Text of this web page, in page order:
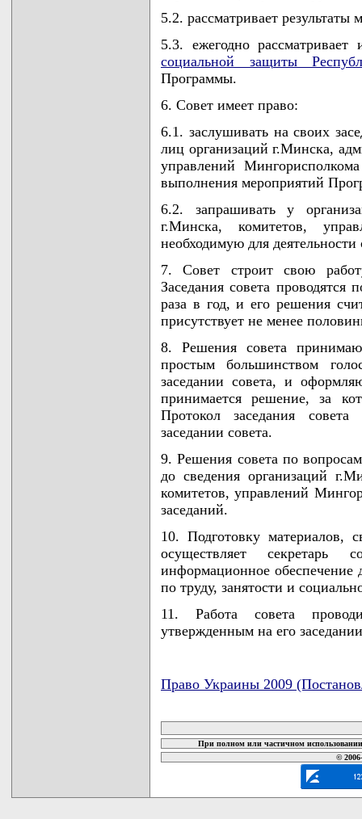
5.2. рассматривает
5.3. ежегодно
социальной защиты
Программы.
6. Совет имеет право:
6.1. заслушивать на своих
лиц организаций г.Минска,
управлений
выполнения мероприятий
6.2. запрашивать у
г.Минска, комитетов,
необходимую для деятельности
7. Совет строит свою
Заседания совета
раза в год, и его решения
присутствует не менее
8. Решения совета
простым большинством
заседании совета, и
принимается решение, за
Протокол заседания совета
заседании совета.
9. Решения совета по
до сведения организаций
комитетов, управлений
заседаний.
10. Подготовку материалов,
осуществляет секретарь
информационное обеспечение
по труду, занятости и
11. Работа совета
утвержденным на его
Право Украины 2009
При полном или частичном
©